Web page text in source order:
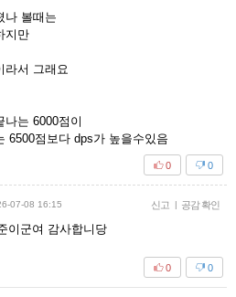
나 볼때는
지만
라서 그래요
는 6000점이
6500점보다 dps가 높을수있음
0
0
07-08 16:15 신고 | 공감 확인
이군여 감사합니당
0
0